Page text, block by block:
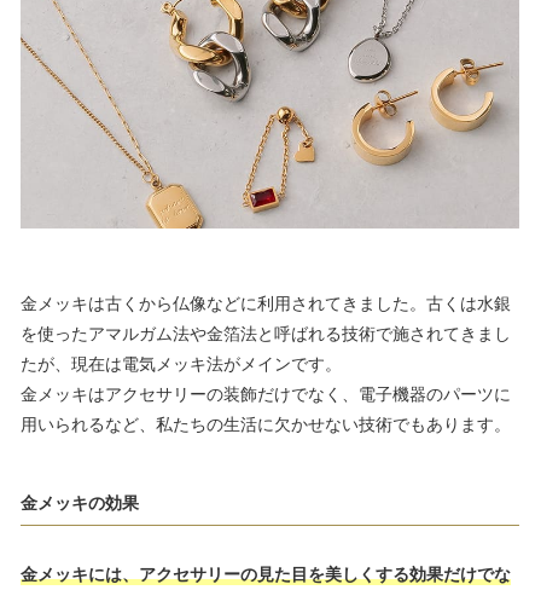
金メッキは古くから仏像などに利用されてきました。古くは水銀
を使ったアマルガム法や金箔法と呼ばれる技術で施されてきまし
たが、現在は電気メッキ法がメインです。
金メッキはアクセサリーの装飾だけでなく、電子機器のパーツに
用いられるなど、私たちの生活に欠かせない技術でもあります。
金メッキの効果
金メッキには、アクセサリーの見た目を美しくする効果だけでな